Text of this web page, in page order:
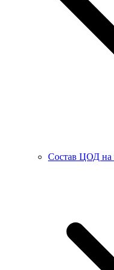
Состав ЦОД на